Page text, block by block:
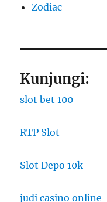
Zodiac
Kunjungi:
slot bet 100
RTP Slot
Slot Depo 10k
judi casino online